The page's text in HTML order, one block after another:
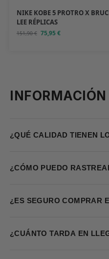
NIKE KOBE 5 PROTRO X
LEE RÉPLICAS
151,90€ 75,95€
¿QUÉ CALIDAD TIENEN
¿CÓMO PUEDO
¿ES SEGURO COMPRAR
¿CUÁNTO TARDA EN